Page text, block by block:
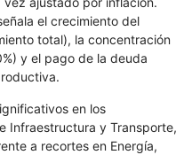
el crecimiento del
total), la concentración
y el pago de la deuda
en los
Infraestructura y Transporte,
a recortes en Energía,